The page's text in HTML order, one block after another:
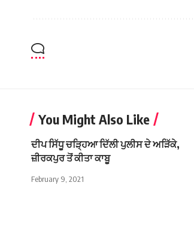
You Might Also Like
ਦੀਪ ਸਿੱਧੂ ਚੜ੍ਹਿਆ ਦਿੱਲੀ ਪੁਲੀਸ ਦੇ ਅੜਿੱਕੇ,
ਜ਼ੀਰਕਪੁਰ ਤੋਂ ਕੀਤਾ ਕਾਬੂ
February 9, 2021